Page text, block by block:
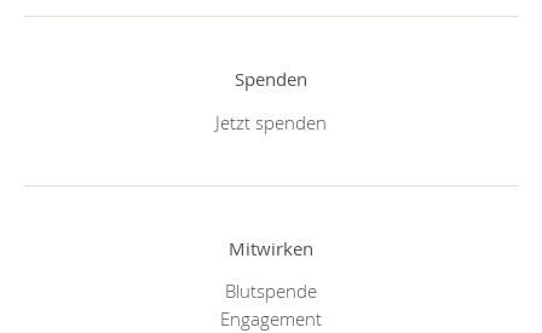
Spenden
Jetzt spenden
Mitwirken
Blutspende
Engagement